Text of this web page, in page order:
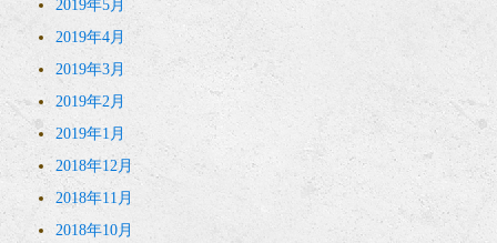
2019年5月
2019年4月
2019年3月
2019年2月
2019年1月
2018年12月
2018年11月
2018年10月